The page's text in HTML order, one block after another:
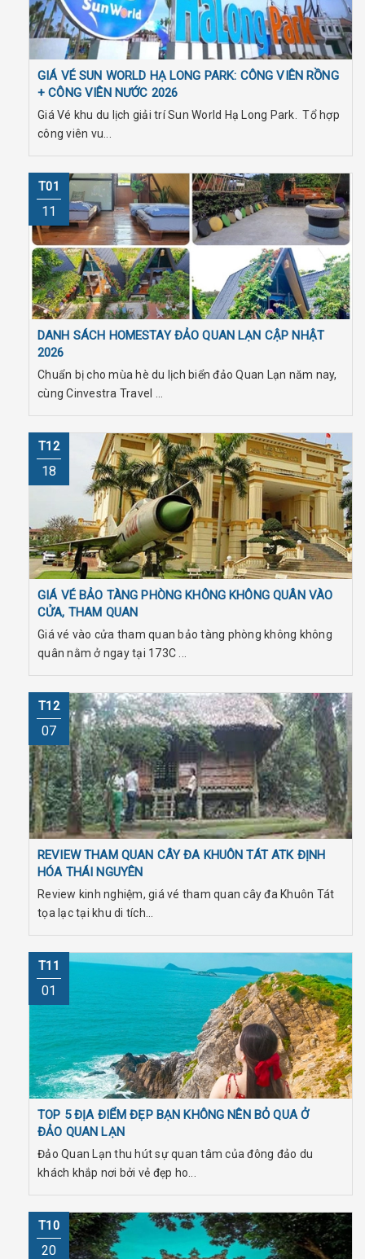
GIÁ VÉ SUN WORLD HẠ LONG PARK: CÔNG VIÊN RỒNG
+ CÔNG VIÊN NƯỚC 2026
Giá Vé khu du lịch giải trí Sun World Hạ Long Park. Tổ hợp
công viên vu...
T01
11
DANH SÁCH HOMESTAY ĐẢO QUAN LẠN CẬP NHẬT
2026
Chuẩn bị cho mùa hè du lịch biển đảo Quan Lạn năm nay,
cùng Cinvestra Travel ...
T12
18
GIÁ VÉ BẢO TÀNG PHÒNG KHÔNG KHÔNG QUÂN VÀO
CỬA, THAM QUAN
Giá vé vào cửa tham quan bảo tàng phòng không không
quân nằm ở ngay tại 173C ...
T12
07
REVIEW THAM QUAN CÂY ĐA KHUÔN TÁT ATK ĐỊNH
HÓA THÁI NGUYÊN
Review kinh nghiệm, giá vé tham quan cây đa Khuôn Tát
tọa lạc tại khu di tích...
T11
01
TOP 5 ĐỊA ĐIỂM ĐẸP BẠN KHÔNG NÊN BỎ QUA Ở
ĐẢO QUAN LẠN
Đảo Quan Lạn thu hút sự quan tâm của đông đảo du
khách khắp nơi bởi vẻ đẹp ho...
T10
20